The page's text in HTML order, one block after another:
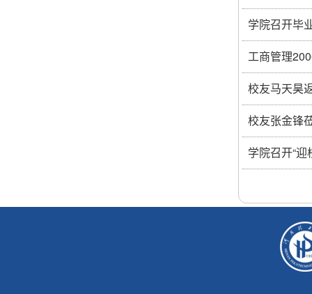
学院召开毕
工商管理
校友马天昊
校友张金锋
学院召开“迎